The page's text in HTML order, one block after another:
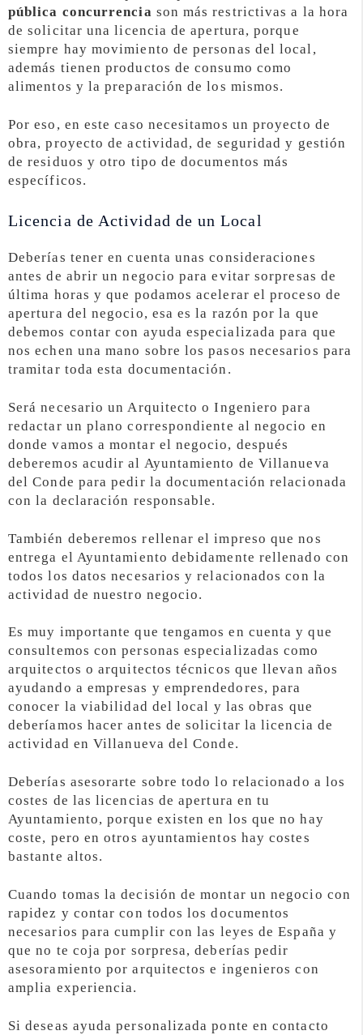
pública concurrencia son más restrictivas a la hora
de solicitar una licencia de apertura, porque
siempre hay movimiento de personas del local,
además tienen productos de consumo como
alimentos y la preparación de los mismos.
Por eso, en este caso necesitamos un proyecto de
obra, proyecto de actividad, de seguridad y gestión
de residuos y otro tipo de documentos más
específicos.
Licencia de Actividad de un Local
Deberías tener en cuenta unas consideraciones
antes de abrir un negocio para evitar sorpresas de
última horas y que podamos acelerar el proceso de
apertura del negocio, esa es la razón por la que
debemos contar con ayuda especializada para que
nos echen una mano sobre los pasos necesarios para
tramitar toda esta documentación.
Será necesario un Arquitecto o Ingeniero para
redactar un plano correspondiente al negocio en
donde vamos a montar el negocio, después
deberemos acudir al Ayuntamiento de Villanueva
del Conde para pedir la documentación relacionada
con la declaración responsable.
También deberemos rellenar el impreso que nos
entrega el Ayuntamiento debidamente rellenado con
todos los datos necesarios y relacionados con la
actividad de nuestro negocio.
Es muy importante que tengamos en cuenta y que
consultemos con personas especializadas como
arquitectos o arquitectos técnicos que llevan años
ayudando a empresas y emprendedores, para
conocer la viabilidad del local y las obras que
deberíamos hacer antes de solicitar la licencia de
actividad en Villanueva del Conde.
Deberías asesorarte sobre todo lo relacionado a los
costes de las licencias de apertura en tu
Ayuntamiento, porque existen en los que no hay
coste, pero en otros ayuntamientos hay costes
bastante altos.
Cuando tomas la decisión de montar un negocio con
rapidez y contar con todos los documentos
necesarios para cumplir con las leyes de España y
que no te coja por sorpresa, deberías pedir
asesoramiento por arquitectos e ingenieros con
amplia experiencia.
Si deseas ayuda personalizada ponte en contacto